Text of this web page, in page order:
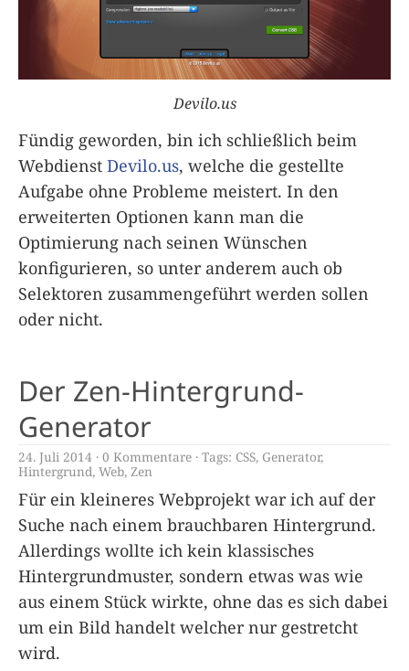
Devilo.us
Fündig geworden, bin ich schließlich beim
Webdienst Devilo.us, welche die gestellte
Aufgabe ohne Probleme meistert. In den
erweiterten Optionen kann man die
Optimierung nach seinen Wünschen
konfigurieren, so unter anderem auch ob
Selektoren zusammengeführt werden sollen
oder nicht.
Der Zen-Hintergrund-
Generator
24. Juli 2014 0 Kommentare Tags: CSS, Generator,
Hintergrund, Web, Zen
Für ein kleineres Webprojekt war ich auf der
Suche nach einem brauchbaren Hintergrund.
Allerdings wollte ich kein klassisches
Hintergrundmuster, sondern etwas was wie
aus einem Stück wirkte, ohne das es sich dabei
um ein Bild handelt welcher nur gestretcht
wird.